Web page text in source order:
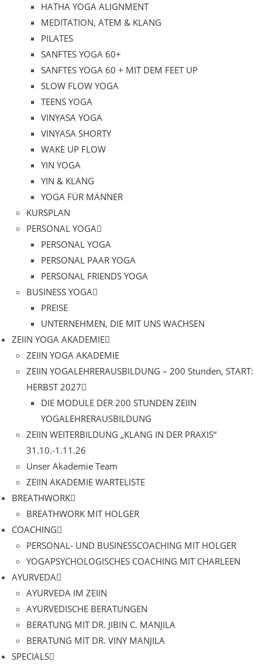
HATHA YOGA ALIGNMENT
MEDITATION, ATEM & KLANG
PILATES
SANFTES YOGA 60+
SANFTES YOGA 60 + MIT DEM FEET UP
SLOW FLOW YOGA
TEENS YOGA
VINYASA YOGA
VINYASA SHORTY
WAKE UP FLOW
YIN YOGA
YIN & KLANG
YOGA FÜR MÄNNER
KURSPLAN
PERSONAL YOGA
PERSONAL YOGA
PERSONAL PAAR YOGA
PERSONAL FRIENDS YOGA
BUSINESS YOGA
PREISE
UNTERNEHMEN, DIE MIT UNS WACHSEN
ZEIIN YOGA AKADEMIE
ZEIIN YOGA AKADEMIE
ZEIIN YOGALEHRERAUSBILDUNG – 200 Stunden, START:
HERBST 2027
DIE MODULE DER 200 STUNDEN ZEIIN
YOGALEHRERAUSBILDUNG
ZEIIN WEITERBILDUNG „KLANG IN DER PRAXIS“
31.10.-1.11.26
Unser Akademie Team
ZEIIN AKADEMIE WARTELISTE
BREATHWORK
BREATHWORK MIT HOLGER
COACHING
PERSONAL- UND BUSINESSCOACHING MIT HOLGER
YOGAPSYCHOLOGISCHES COACHING MIT CHARLEEN
AYURVEDA
AYURVEDA IM ZEIIN
AYURVEDISCHE BERATUNGEN
BERATUNG MIT DR. JIBIN C. MANJILA
BERATUNG MIT DR. VINY MANJILA
SPECIALS